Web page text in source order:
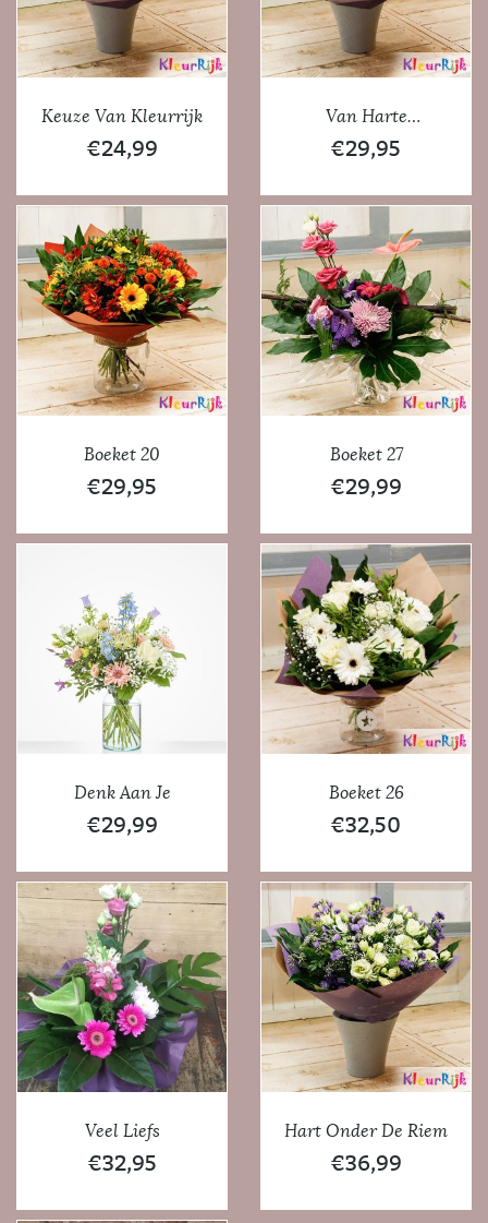
Keuze Van Kleurrijk
€24,99
Van Harte
Gefeliciteerd
€29,95
Boeket 20
€29,95
Boeket 27
€29,99
Denk Aan Je
€29,99
Boeket 26
€32,50
Veel Liefs
€32,95
Hart Onder De Riem
€36,99